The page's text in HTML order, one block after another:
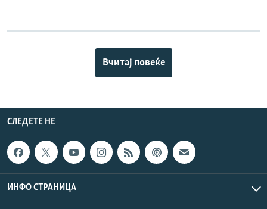
Вчитај повеќе
СЛЕДЕТЕ НЕ
ИНФО СТРАНИЦА